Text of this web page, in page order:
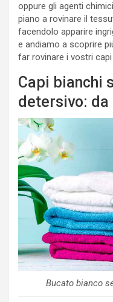
oppure gli agenti
piano a rovinare il
facendolo apparire
e andiamo a scoprire
far rovinare i vostri
Capi bianchi
detersivo: da
Bucato bianco